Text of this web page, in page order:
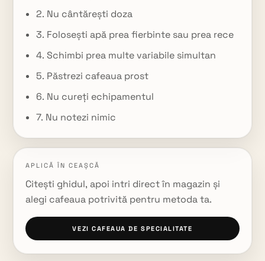
2. Nu cântărești doza
3. Folosești apă prea fierbinte sau prea rece
4. Schimbi prea multe variabile simultan
5. Păstrezi cafeaua prost
6. Nu cureți echipamentul
7. Nu notezi nimic
APLICĂ ÎN CEAȘCĂ
Citești ghidul, apoi intri direct în magazin și
alegi cafeaua potrivită pentru metoda ta.
VEZI CAFEAUA DE SPECIALITATE